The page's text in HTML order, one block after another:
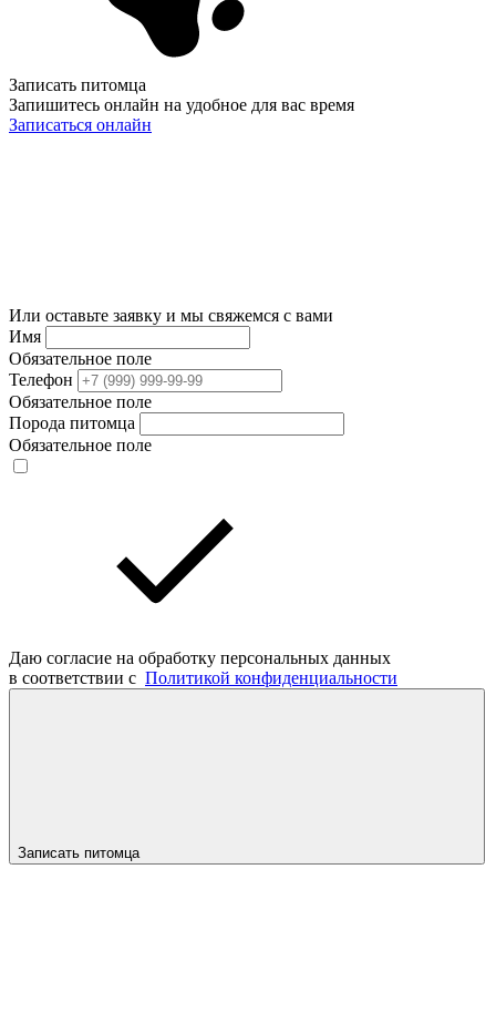
Записать питомца
Запишитесь онлайн на удобное для вас время
Записаться онлайн
Или оставьте заявку и мы свяжемся с вами
Имя
Обязательное поле
Телефон
Обязательное поле
Порода питомца
Обязательное поле
Даю согласие на обработку персональных данных
в соответствии с Политикой конфиденциальности
Записать питомца